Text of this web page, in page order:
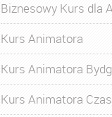
Biznesowy Kurs dla
Kurs Animatora
Kurs Animatora
Kurs Animatora